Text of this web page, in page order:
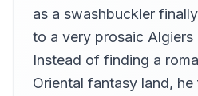
II : 07 - Histoire d'un
Ezwa
II : 08 - Lions de l'Atlas,
Ezwa
as a swashbuckler
to a very prosaic Algiers
Instead of finding a
Oriental fantasy land,